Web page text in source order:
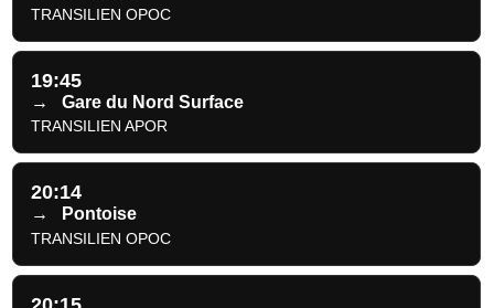
TRANSILIEN OPOC
19:45
→ Gare du Nord Surface
TRANSILIEN APOR
20:14
→ Pontoise
TRANSILIEN OPOC